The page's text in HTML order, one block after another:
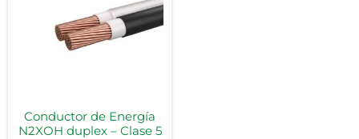
Conductor de Energía
N2XOH duplex – Clase 5